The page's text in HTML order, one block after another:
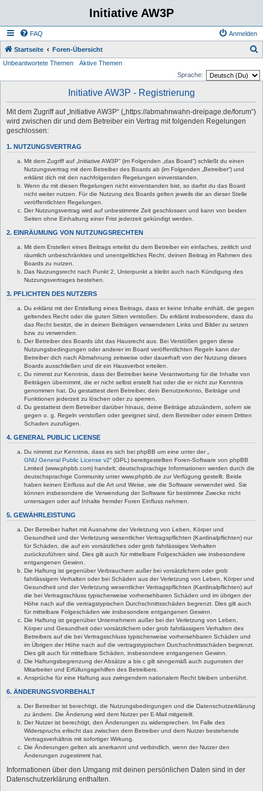
Initiative AW3P
FAQ Anmelden
Startseite Foren-Übersicht
Unbeantwortete Themen
Aktive Themen
Sprache:
Initiative AW3P - Registrierung
Mit dem Zugriff auf „Initiative AW3P“ („https://abmahnwahn-dreipage.de/forum“)
wird zwischen dir und dem Betreiber ein Vertrag mit folgenden Regelungen
geschlossen:
1. NUTZUNGSVERTRAG
Mit dem Zugriff auf „Initiative AW3P“ (im Folgenden „das Board“) schließt du einen
Nutzungsvertrag mit dem Betreiber des Boards ab (im Folgenden „Betreiber“) und
erklärst dich mit den nachfolgenden Regelungen einverstanden.
Wenn du mit diesen Regelungen nicht einverstanden bist, so darfst du das Board
nicht weiter nutzen. Für die Nutzung des Boards gelten jeweils die an dieser Stelle
veröffentlichten Regelungen.
Der Nutzungsvertrag wird auf unbestimmte Zeit geschlossen und kann von beiden
Seiten ohne Einhaltung einer Frist jederzeit gekündigt werden.
2. EINRÄUMUNG VON NUTZUNGSRECHTEN
Mit dem Erstellen eines Beitrags erteilst du dem Betreiber ein einfaches, zeitlich und
räumlich unbeschränktes und unentgeltliches Recht, deinen Beitrag im Rahmen des
Boards zu nutzen.
Das Nutzungsrecht nach Punkt 2, Unterpunkt a bleibt auch nach Kündigung des
Nutzungsvertrages bestehen.
3. PFLICHTEN DES NUTZERS
Du erklärst mit der Erstellung eines Beitrags, dass er keine Inhalte enthält, die gegen
geltendes Recht oder die guten Sitten verstoßen. Du erklärst insbesondere, dass du
das Recht besitzt, die in deinen Beiträgen verwendeten Links und Bilder zu setzen
bzw. zu verwenden.
Der Betreiber des Boards übt das Hausrecht aus. Bei Verstößen gegen diese
Nutzungsbedingungen oder anderer im Board veröffentlichten Regeln kann der
Betreiber dich nach Abmahnung zeitweise oder dauerhaft von der Nutzung dieses
Boards ausschließen und dir ein Hausverbot erteilen.
Du nimmst zur Kenntnis, dass der Betreiber keine Verantwortung für die Inhalte von
Beiträgen übernimmt, die er nicht selbst erstellt hat oder die er nicht zur Kenntnis
genommen hat. Du gestattest dem Betreiber, dein Benutzerkonto, Beiträge und
Funktionen jederzeit zu löschen oder zu sperren.
Du gestattest dem Betreiber darüber hinaus, deine Beiträge abzuändern, sofern sie
gegen o. g. Regeln verstoßen oder geeignet sind, dem Betreiber oder einem Dritten
Schaden zuzufügen.
4. GENERAL PUBLIC LICENSE
Du nimmst zur Kenntnis, dass es sich bei phpBB um eine unter der „
GNU General Public License v2“ (GPL) bereitgestellten Foren-Software von phpBB
Limited (www.phpbb.com) handelt; deutschsprachige Informationen werden durch die
deutschsprachige Community unter www.phpbb.de zur Verfügung gestellt. Beide
haben keinen Einfluss auf die Art und Weise, wie die Software verwendet wird. Sie
können insbesondere die Verwendung der Software für bestimmte Zwecke nicht
untersagen oder auf Inhalte fremder Foren Einfluss nehmen.
5. GEWÄHRLEISTUNG
Der Betreiber haftet mit Ausnahme der Verletzung von Leben, Körper und
Gesundheit und der Verletzung wesentlicher Vertragspflichten (Kardinalpflichten) nur
für Schäden, die auf ein vorsätzliches oder grob fahrlässiges Verhalten
zurückzuführen sind. Dies gilt auch für mittelbare Folgeschäden wie insbesondere
entgangenen Gewinn.
Die Haftung ist gegenüber Verbrauchern außer bei vorsätzlichem oder grob
fahrlässigem Verhalten oder bei Schäden aus der Verletzung von Leben, Körper und
Gesundheit und der Verletzung wesentlicher Vertragspflichten (Kardinalpflichten) auf
die bei Vertragsschluss typischerweise vorhersehbaren Schäden und im übrigen der
Höhe nach auf die vertragstypischen Durchschnittsschäden begrenzt. Dies gilt auch
für mittelbare Folgeschäden wie insbesondere entgangenen Gewinn.
Die Haftung ist gegenüber Unternehmern außer bei der Verletzung von Leben,
Körper und Gesundheit oder vorsätzlichem oder grob fahrlässigem Verhalten des
Betreibers auf die bei Vertragsschluss typischerweise vorhersehbaren Schäden und
im Übrigen der Höhe nach auf die vertragstypischen Durchschnittsschäden begrenzt.
Dies gilt auch für mittelbare Schäden, insbesondere entgangenen Gewinn.
Die Haftungsbegrenzung der Absätze a bis c gilt sinngemäß auch zugunsten der
Mitarbeiter und Erfüllungsgehilfen des Betreibers.
Ansprüche für eine Haftung aus zwingendem nationalem Recht bleiben unberührt.
6. ÄNDERUNGSVORBEHALT
Der Betreiber ist berechtigt, die Nutzungsbedingungen und die Datenschutzerklärung
zu ändern. Die Änderung wird dem Nutzer per E-Mail mitgeteilt.
Der Nutzer ist berechtigt, den Änderungen zu widersprechen. Im Falle des
Widerspruchs erlischt das zwischen dem Betreiber und dem Nutzer bestehende
Vertragsverhältnis mit sofortiger Wirkung.
Die Änderungen gelten als anerkannt und verbindlich, wenn der Nutzer den
Änderungen zugestimmt hat.
Informationen über den Umgang mit deinen persönlichen Daten sind in der
Datenschutzerklärung enthalten.